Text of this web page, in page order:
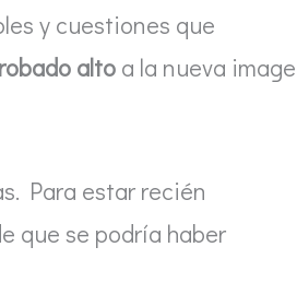
y cuestiones que
alto a la nueva
Para estar recién
que se podría haber